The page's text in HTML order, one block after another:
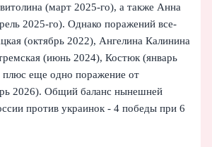
(март 2025‑го), а также Анна
2025‑го). Однако поражений все-
(октябрь 2022), Ангелина Калинина
(июнь 2024), Костюк (январь
еще одно поражение от
2026). Общий баланс нынешней
против украинок - 4 победы при 6